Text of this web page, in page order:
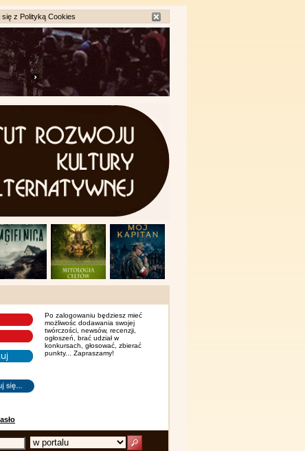
się z Polityką Cookies
Po zalogowaniu będziesz mieć
możliwośc dodawania swojej
twórczości, newsów, recenzji,
ogłoszeń, brać udział w
konkursach, głosować, zbierać
punkty... Zapraszamy!